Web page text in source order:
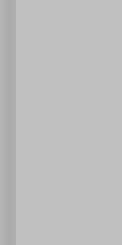
🚄 建
🚘 停車
🌱 大眾
名額有限，